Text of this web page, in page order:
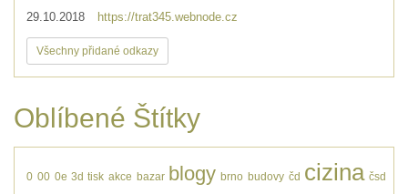
29.10.2018 https://trat345.webnode.cz
Všechny přidané odkazy
Oblíbené Štítky
0 00 0e 3d tisk akce bazar blogy brno budovy čd cizina čsd